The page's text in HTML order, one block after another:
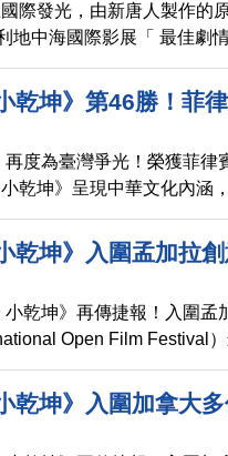
際發光，由新唐人製作的
地中海國際影展「 最佳劇
節方面，《小乾坤》都獲
乾坤》第46勝！菲
度為臺灣爭光！榮獲菲律
乾坤》呈現中華文化內涵
國際獎項，包括臺灣第一
讓臺灣的文創實力，再度
乾坤》入圍孟加拉
乾坤》再傳捷報！入圍孟
Open Film Festival）
乾坤》入圍加拿大